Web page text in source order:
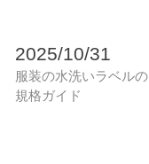
2025/10/31
服装の水洗いラベルの
規格ガイド